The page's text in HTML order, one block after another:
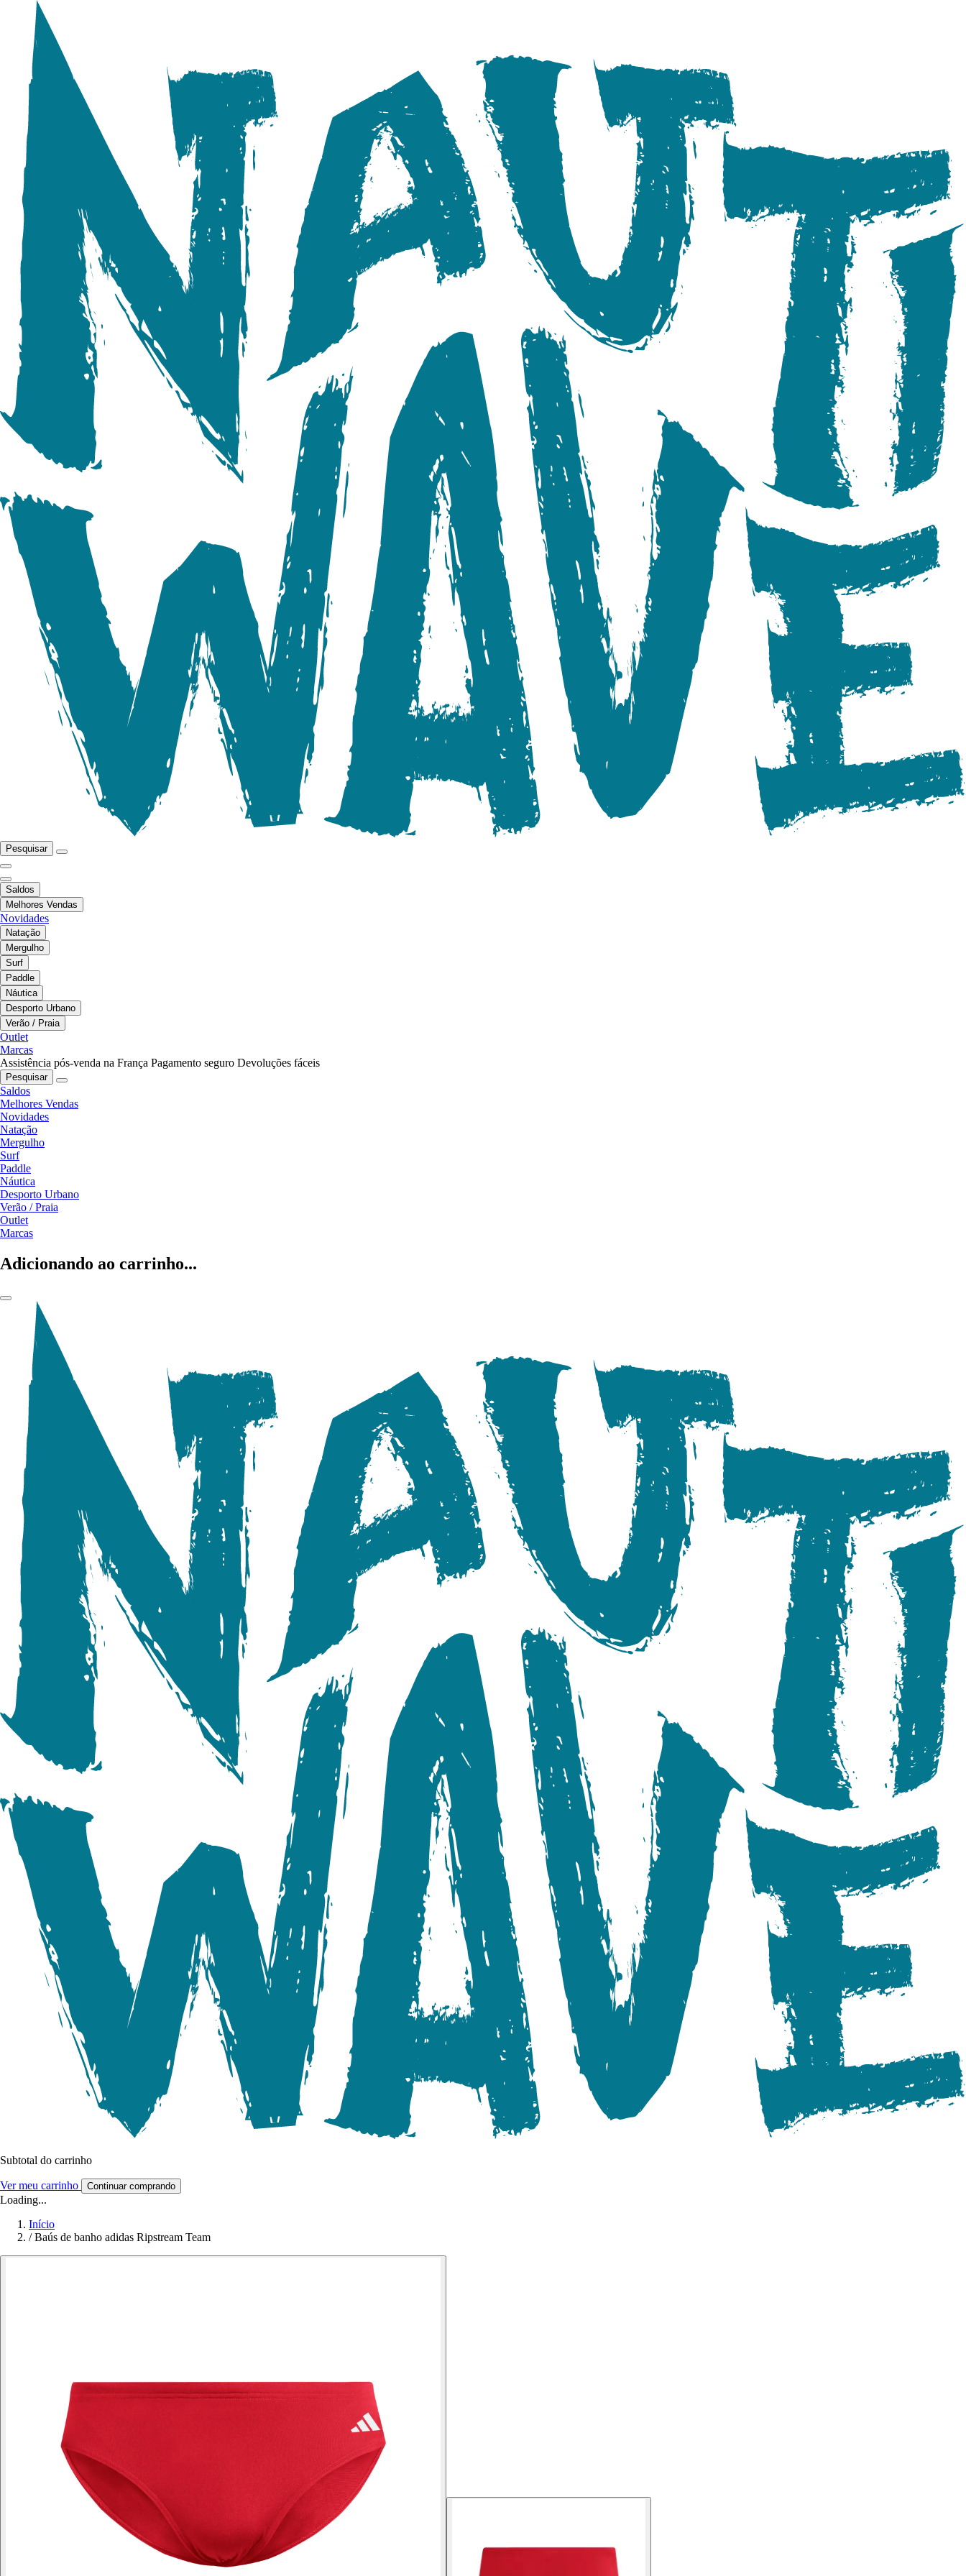
Pesquisar
Saldos
Melhores Vendas
Novidades
Natação
Mergulho
Surf
Paddle
Náutica
Desporto Urbano
Verão / Praia
Outlet
Marcas
Assistência pós-venda na França Pagamento seguro Devoluções fáceis
Pesquisar
Saldos
Melhores Vendas
Novidades
Natação
Mergulho
Surf
Paddle
Náutica
Desporto Urbano
Verão / Praia
Outlet
Marcas
Adicionando ao carrinho...
Subtotal do carrinho
Ver meu carrinho Continuar comprando
Loading...
Início
/ Baús de banho adidas Ripstream Team